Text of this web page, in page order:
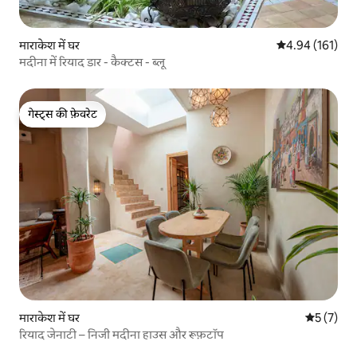
माराकेश में घर औसत रेटिंग 5 में से
4.94 (161)
मदीना में रियाद डार - कैक्टस - ब्लू
गेस्ट्स की फ़ेवरेट
गेस्ट्स की फ़ेवरेट
माराकेश में घर औसत रेटिंग
5 (7)
रियाद जेनाटी – निजी मदीना हाउस और रूफ़टॉप